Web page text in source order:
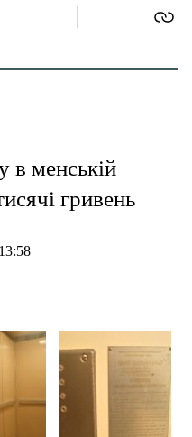
в менській
гривень